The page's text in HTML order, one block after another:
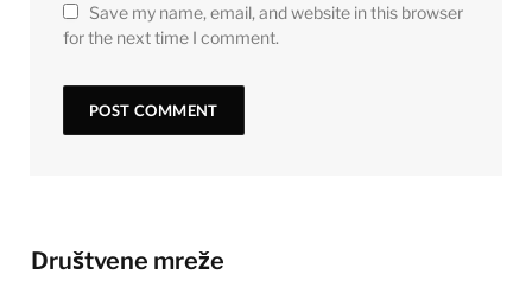
Save my name, email, and website in this browser
for the next time I comment.
Društvene mreže